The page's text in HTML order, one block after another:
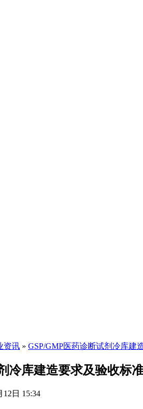
资讯 » GSP/GMP医药诊断试剂冷库建
冷库建造要求及验收标
12日 15:34